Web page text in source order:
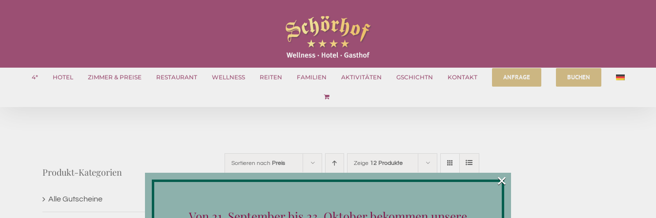
4* HOTEL ZIMMER & PREISE RESTAURANT WELLNESS REITEN FAMILIEN AKTIVITÄTEN GSCHICHTN KONTAKT ANFRAGE BUCHEN
Sortieren nach Preis Zeige 12 Produkte
Produkt-Kategorien
Alle Gutscheine
×